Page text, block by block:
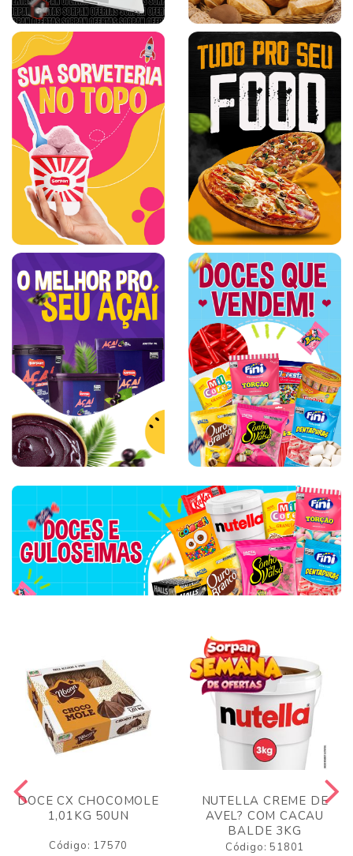
DOCE CX CHOCOMOLE
1,01KG 50UN
Código: 17570
NUTELLA CREME DE
AVEL? COM CACAU
BALDE 3KG
Código: 51801